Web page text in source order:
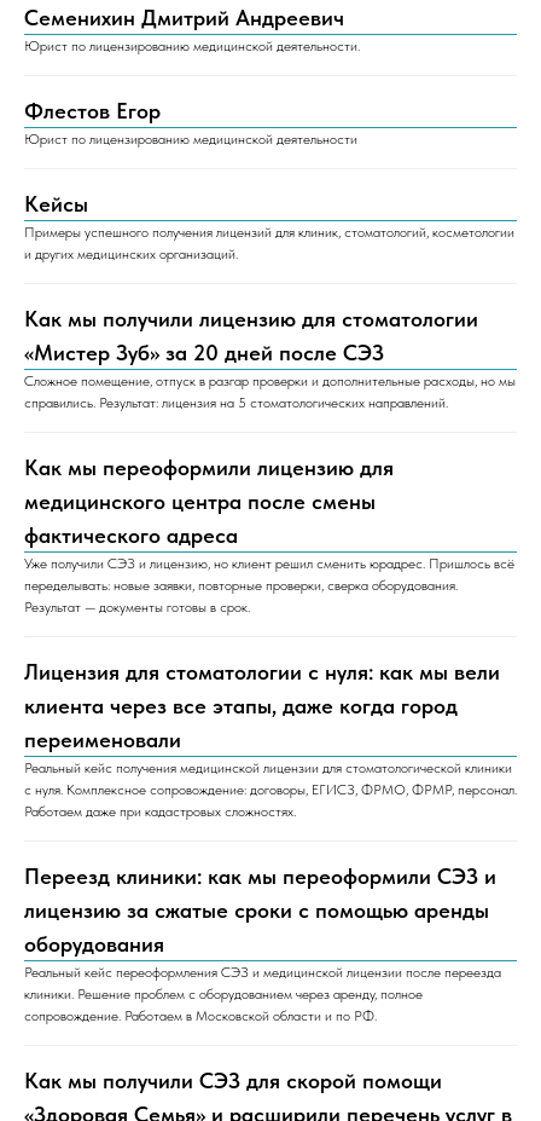
Семенихин Дмитрий Андреевич
Юрист по лицензированию медицинской деятельности.
Флестов Егор
Юрист по лицензированию медицинской деятельности
Кейсы
Примеры успешного получения лицензий для клиник, стоматологий, косметологии
и других медицинских организаций.
Как мы получили лицензию для стоматологии
«Мистер Зуб» за 20 дней после СЭЗ
Сложное помещение, отпуск в разгар проверки и дополнительные расходы, но мы
справились. Результат: лицензия на 5 стоматологических направлений.
Как мы переоформили лицензию для
медицинского центра после смены
фактического адреса
Уже получили СЭЗ и лицензию, но клиент решил сменить юрадрес. Пришлось всё
переделывать: новые заявки, повторные проверки, сверка оборудования.
Результат — документы готовы в срок.
Лицензия для стоматологии с нуля: как мы вели
клиента через все этапы, даже когда город
переименовали
Реальный кейс получения медицинской лицензии для стоматологической клиники
с нуля. Комплексное сопровождение: договоры, ЕГИСЗ, ФРМО, ФРМР, персонал.
Работаем даже при кадастровых сложностях.
Переезд клиники: как мы переоформили СЭЗ и
лицензию за сжатые сроки с помощью аренды
оборудования
Реальный кейс переоформления СЭЗ и медицинской лицензии после переезда
клиники. Решение проблем с оборудованием через аренду, полное
сопровождение. Работаем в Московской области и по РФ.
Как мы получили СЭЗ для скорой помощи
«Здоровая Семья» и расширили перечень услуг в